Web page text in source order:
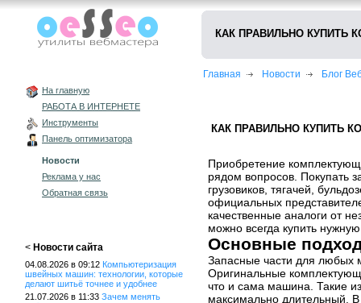
На главную
РАБОТА В ИНТЕРНЕТЕ
Инструменты
Панель оптимизатора
Новости
Реклама у нас
Обратная связь
< Новости сайта
04.08.2026 в 09:12 Компьютеризация
швейных машин: технологии, которые
делают шитьё точнее и удобнее
21.07.2026 в 11:33 Зачем менять
КАК ПРАВИЛЬНО КУПИТЬ
Главная Новости Блог
КАК ПРАВИЛЬНО КУПИТЬ
Приобретение
рядом вопросов. Покупать
грузовиков, тягачей,
официальных
качественные аналоги от
можно всегда купить
Основные
Запасные части для
Оригинальные
что и сама машина. Такие
максимально длительный.